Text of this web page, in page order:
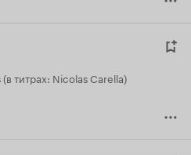
(в титрах: Nicolas Carella)